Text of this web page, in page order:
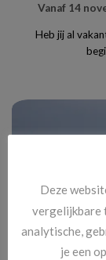
Vanaf 14
Heb jij al
Deze
vergelijkbare
analytische,
je een